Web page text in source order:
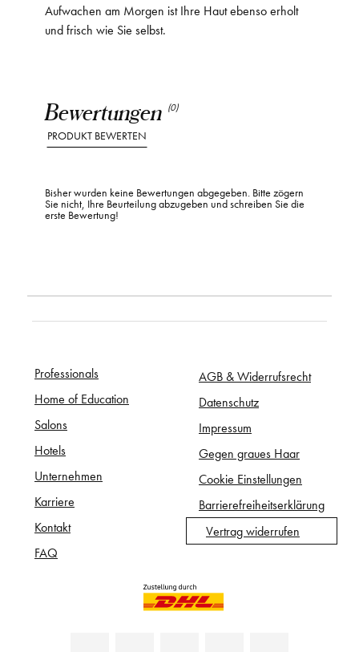
Bewertungen (0)
PRODUKT BEWERTEN
Bisher wurden keine Bewertungen abgegeben. Bitte zögern
Sie nicht, Ihre Beurteilung abzugeben und schreiben Sie die
erste Bewertung!
Aufwachen am Morgen ist Ihre Haut ebenso erholt
und frisch wie Sie selbst.
Professionals
Home of Education
Salons
Hotels
Unternehmen
Karriere
Kontakt
FAQ
AGB & Widerrufsrecht
Datenschutz
Impressum
Gegen graues Haar
Cookie Einstellungen
Barrierefreiheitserklärung
Vertrag widerrufen